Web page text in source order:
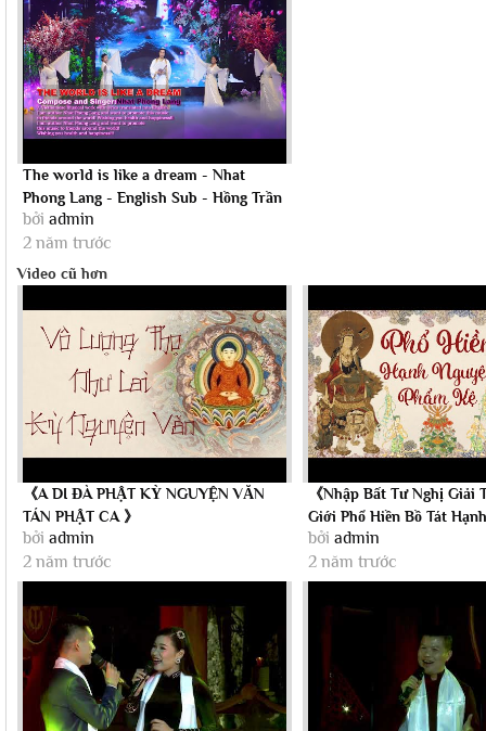
The world is like a dream - Nhat
Phong Lang - English Sub - Hồng Trần
Như...
bởi admin
2 năm trước
Video cũ hơn
《A DI ĐÀ PHẬT KỲ NGUYỆN VĂN
TÁN PHẬT CA 》
bởi admin
2 năm trước
《Nhập Bất Tư Nghị Giải
Giới Phổ Hiền Bồ Tát
Phẩm Kệ》
bởi admin
2 năm trước